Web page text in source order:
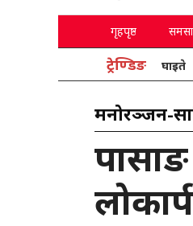
गृहपृष्ठ
ट्रेण्डिङ
मनोरञ्जन-
पासाङ